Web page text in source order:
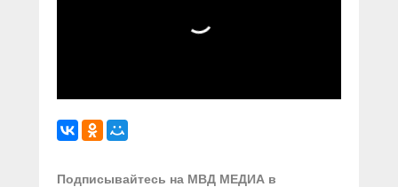
Подписывайтесь на МВД МЕДИА в